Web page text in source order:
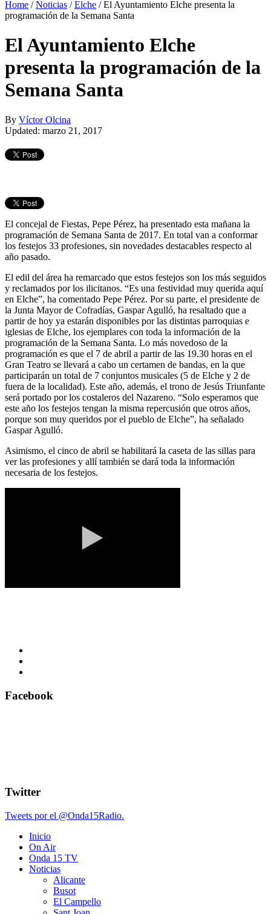
Home /Noticias /Elche /El Ayuntamiento Elche presenta la
programación de la Semana Santa
El Ayuntamiento Elche
presenta la programación de la
Semana Santa
By Víctor Olcina
Updated: marzo 21, 2017
El concejal de Fiestas, Pepe Pérez, ha presentado esta mañana la
programación de Semana Santa de 2017. En total van a conformar
los festejos 33 profesiones, sin novedades destacables respecto al
año pasado.
El edil del área ha remarcado que estos festejos son los más seguidos
y reclamados por los ilicitanos. “Es una festividad muy querida aquí
en Elche”, ha comentado Pepe Pérez. Por su parte, el presidente de
la Junta Mayor de Cofradías, Gaspar Agulló, ha resaltado que a
partir de hoy ya estarán disponibles por las distintas parroquias e
iglesias de Elche, los ejemplares con toda la información de la
programación de la Semana Santa. Lo más novedoso de la
programación es que el 7 de abril a partir de las 19.30 horas en el
Gran Teatro se llevará a cabo un certamen de bandas, en la que
participarán un total de 7 conjuntos musicales (5 de Elche y 2 de
fuera de la localidad). Este año, además, el trono de Jesús Triunfante
será portado por los costaleros del Nazareno. “Solo esperamos que
este año los festejos tengan la misma repercusión que otros años,
porque son muy queridos por el pueblo de Elche”, ha señalado
Gaspar Agulló.
Asimismo, el cinco de abril se habilitará la caseta de las sillas para
ver las profesiones y allí también se dará toda la información
necesaria de los festejos.
Facebook
Twitter
Tweets por el @Onda15Radio.
Inicio
On Air
Onda 15 TV
Noticias
Alicante
Busot
El Campello